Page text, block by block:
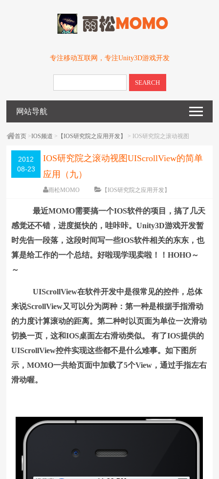
专注移动互联网，专注Unity3D游戏开发
SEARCH
网站导航
首页 >IOS频道 > 【IOS研究院之应用开发】
> IOS研究院之滚动视图
2012
08-23
IOS研究院之滚动视图UIScrollView的简单
应用（九）
雨松MOMO
【IOS研究院之应用开发】
编辑日期：2012-08-23 字体： 大中小
最近MOMO需要搞一个IOS软件的项目，搞了几天
感觉还不错，进度挺快的，哇咔咔。Unity3D游戏开发暂
时先告一段落，这段时间写一些IOS软件相关的东东，也
算是给工作的一个总结。好啦现学现卖啦！！HOHO～
～
UIScrollView在软件开发中是很常见的控件，总体
来说ScrollView又可以分为两种：第一种是根据手指滑动
的力度计算滚动的距离。第二种时以页面为单位一次滑动
切换一页，这和IOS桌面左右滑动类似。 有了IOS提供的
UIScrollView控件实现这些都不是什么难事。如下图所
示，MOMO一共给页面中加载了5个View，通过手指左右
滑动喔。